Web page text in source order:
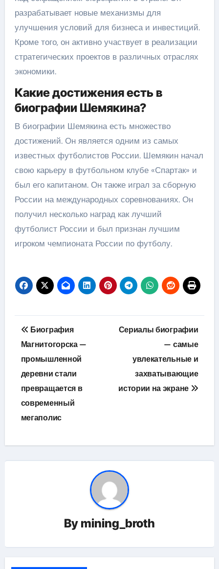
разрабатывает новые механизмы для
улучшения условий для бизнеса и инвестиций.
Кроме того, он активно участвует в реализации
стратегических проектов в различных отраслях
экономики.
Какие достижения есть в
биографии Шемякина?
В биографии Шемякина есть множество
достижений. Он является одним из самых
известных футболистов России. Шемякин начал
свою карьеру в футбольном клубе «Спартак» и
был его капитаном. Он также играл за сборную
России на международных соревнованиях. Он
получил несколько наград как лучший
футболист России и был признан лучшим
игроком чемпионата России по футболу.
Навигация
по
записям
Биография
Магнитогорска —
промышленной
деревни стали
превращается в
современный
мегаполис
Сериалы биографии
— самые
увлекательные и
захватывающие
истории на экране
By mining_broth